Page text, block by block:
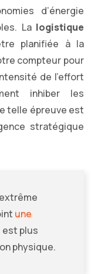
d’énergie
La logistique
planifiée à la
compteur pour
de l’effort
inhiber les
telle épreuve est
stratégique
une
est plus
physique.